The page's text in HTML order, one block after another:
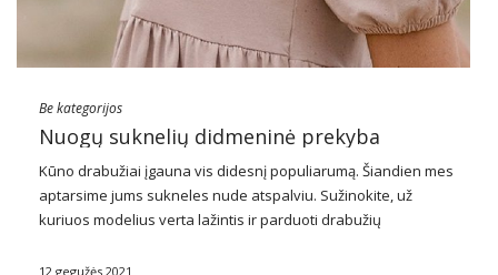
Be kategorijos
Nuogų suknelių didmeninė prekyba
Kūno drabužiai įgauna vis didesnį populiarumą. Šiandien mes
aptarsime jums sukneles nude atspalviu. Sužinokite, už
kuriuos modelius verta lažintis ir parduoti drabužių
prekyba FactoryPrice
12 gegužės 2021